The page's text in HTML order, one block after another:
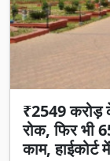
₹2549 करोड़
रोक, फिर भी
काम, हाईकोर्ट